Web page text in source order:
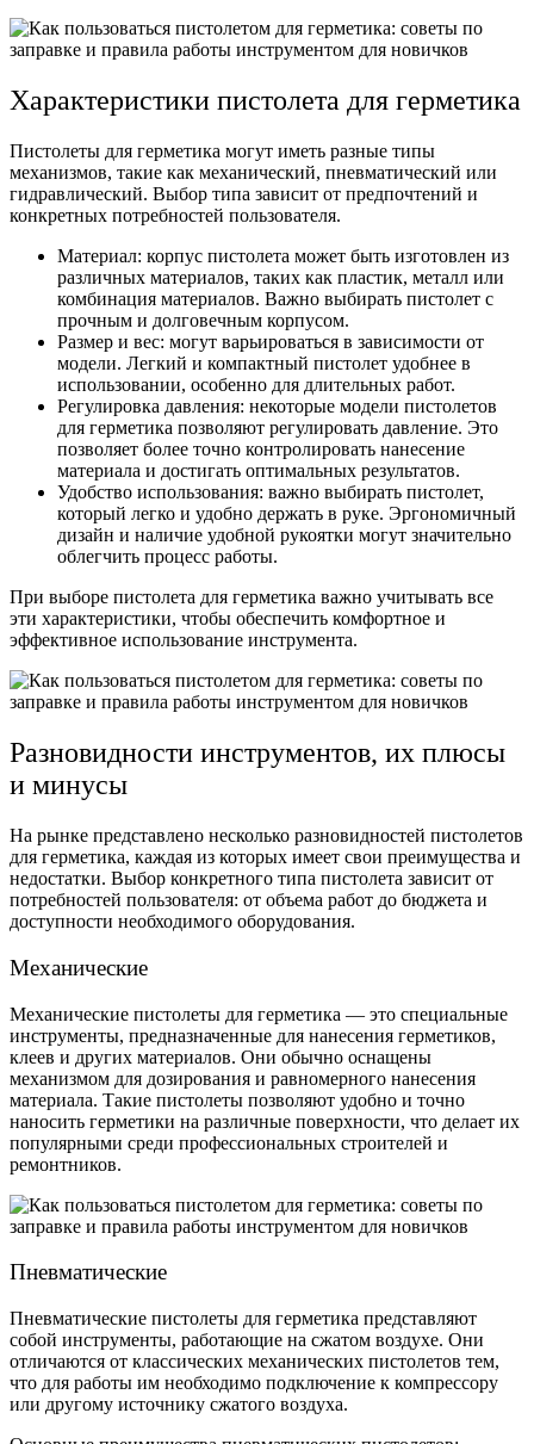
Характеристики пистолета для герметика
Пистолеты для герметика могут иметь разные типы
механизмов, такие как механический, пневматический или
гидравлический. Выбор типа зависит от предпочтений и
конкретных потребностей пользователя.
Материал: корпус пистолета может быть изготовлен из
различных материалов, таких как пластик, металл или
комбинация материалов. Важно выбирать пистолет с
прочным и долговечным корпусом.
Размер и вес: могут варьироваться в зависимости от
модели. Легкий и компактный пистолет удобнее в
использовании, особенно для длительных работ.
Регулировка давления: некоторые модели пистолетов
для герметика позволяют регулировать давление. Это
позволяет более точно контролировать нанесение
материала и достигать оптимальных результатов.
Удобство использования: важно выбирать пистолет,
который легко и удобно держать в руке. Эргономичный
дизайн и наличие удобной рукоятки могут значительно
облегчить процесс работы.
При выборе пистолета для герметика важно учитывать все
эти характеристики, чтобы обеспечить комфортное и
эффективное использование инструмента.
Разновидности инструментов, их плюсы
и минусы
На рынке представлено несколько разновидностей пистолетов
для герметика, каждая из которых имеет свои преимущества и
недостатки. Выбор конкретного типа пистолета зависит от
потребностей пользователя: от объема работ до бюджета и
доступности необходимого оборудования.
Механические
Механические пистолеты для герметика — это специальные
инструменты, предназначенные для нанесения герметиков,
клеев и других материалов. Они обычно оснащены
механизмом для дозирования и равномерного нанесения
материала. Такие пистолеты позволяют удобно и точно
наносить герметики на различные поверхности, что делает их
популярными среди профессиональных строителей и
ремонтников.
Пневматические
Пневматические пистолеты для герметика представляют
собой инструменты, работающие на сжатом воздухе. Они
отличаются от классических механических пистолетов тем,
что для работы им необходимо подключение к компрессору
или другому источнику сжатого воздуха.